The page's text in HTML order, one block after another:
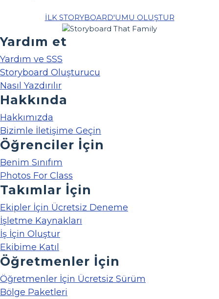
İLK STORYBOARD'UMU OLUŞTUR
Yardım et
Yardım ve SSS
Storyboard Oluşturucu
Nasıl Yazdırılır
Hakkında
Hakkımızda
Bizimle İletişime Geçin
Öğrenciler İçin
Benim Sınıfım
Photos For Class
Takımlar İçin
Ekipler İçin Ücretsiz Deneme
İşletme Kaynakları
İş İçin Oluştur
Ekibime Katıl
Öğretmenler İçin
Öğretmenler İçin Ücretsiz Sürüm
Bölge Paketleri